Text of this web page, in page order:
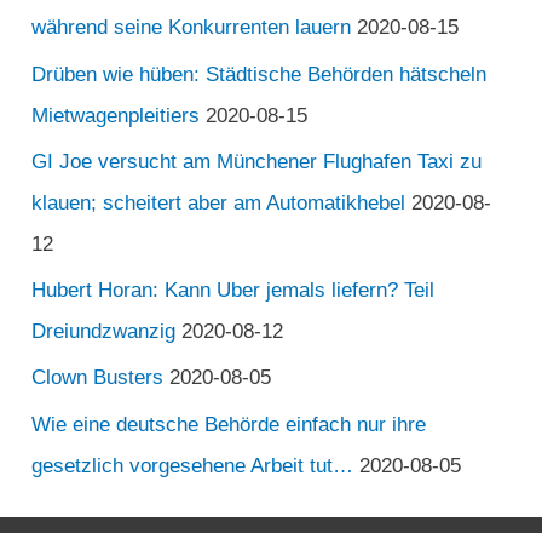
während seine Konkurrenten lauern 2020-08-15
Drüben wie hüben: Städtische Behörden hätscheln
Mietwagenpleitiers 2020-08-15
GI Joe versucht am Münchener Flughafen Taxi zu
klauen; scheitert aber am Automatikhebel 2020-08-
12
Hubert Horan: Kann Uber jemals liefern? Teil
Dreiundzwanzig 2020-08-12
Clown Busters 2020-08-05
Wie eine deutsche Behörde einfach nur ihre
gesetzlich vorgesehene Arbeit tut… 2020-08-05